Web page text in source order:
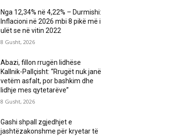
Nga 12,34% në 4,22% – Durmishi:
Inflacioni në 2026 mbi 8 pikë më i
ulët se në vitin 2022
8 Gusht, 2026
Abazi, fillon rrugën lidhëse
Kallnik-Pallçisht: “Rrugët nuk janë
vetëm asfalt, por bashkim dhe
lidhje mes qytetarëve”
8 Gusht, 2026
Gashi shpall zgjedhjet e
jashtëzakonshme për kryetar të